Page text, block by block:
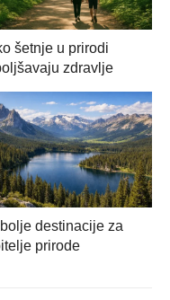
šetnje u prirodi
zdravlje
destinacije za
prirode